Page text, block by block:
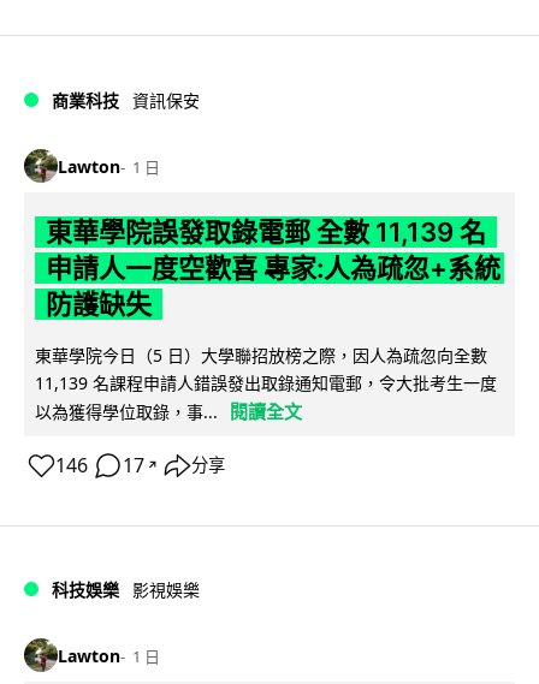
商業科技 資訊保安
Lawton 1 日
東華學院誤發取錄電郵 全數 11,139 名
申請人一度空歡喜 專家:人為疏忽+系統
防護缺失
東華學院今日（5 日）大學聯招放榜之際，因人為疏忽向全數
11,139 名課程申請人錯誤發出取錄通知電郵，令大批考生一度
以為獲得學位取錄，事...
閱讀全文
146 17 ↗ 分享
科技娛樂 影視娛樂
Lawton 1 日